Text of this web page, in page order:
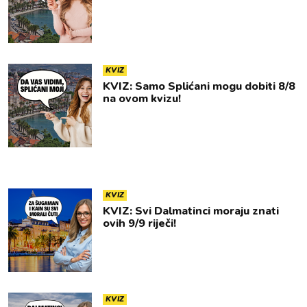
KVIZ
KVIZ: Samo Splićani mogu dobiti 8/8
na ovom kvizu!
KVIZ
KVIZ: Svi Dalmatinci moraju znati
ovih 9/9 riječi!
KVIZ